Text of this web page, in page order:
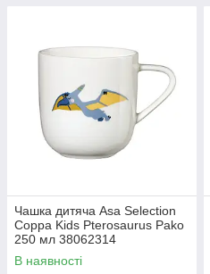
Чашка дитяча Asa Selection
Сорра Kids Pterosaurus Pako
250 мл 38062314
В наявності